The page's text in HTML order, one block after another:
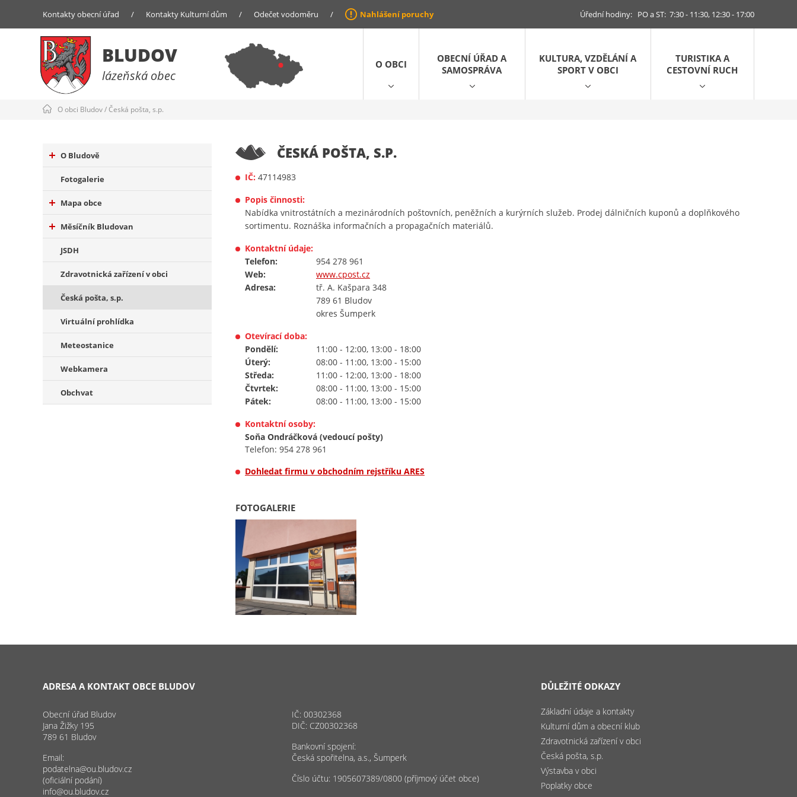
Kontakty obecní úřad / Kontakty Kulturní dům / Odečet vodoměru / Nahlášení poruchy Úřední hodiny: PO a ST: 7:30 - 11:30, 12:30 - 17:00
BLUDOV
lázeňská obec
O OBCI
OBECNÍ ÚŘAD A
SAMOSPRÁVA
KULTURA, VZDĚLÁNÍ A
SPORT V OBCI
TURISTIKA A
CESTOVNÍ RUCH
O obci Bludov/Česká pošta, s.p.
O Bludově
Fotogalerie
Mapa obce
Měsíčník Bludovan
JSDH
Zdravotnická zařízení v obci
Česká pošta, s.p.
Virtuální prohlídka
Meteostanice
Webkamera
Obchvat
ČESKÁ POŠTA, S.P.
IČ: 47114983
Popis činnosti:
Nabídka vnitrostátních a mezinárodních poštovních, peněžních a kurýrních služeb. Prodej dálničních kuponů a doplňkového
sortimentu. Roznáška informačních a propagačních materiálů.
Kontaktní údaje:
Telefon:
954 278 961
Web:
www.cpost.cz
Adresa:
tř. A. Kašpara 348
789 61 Bludov
okres Šumperk
Otevírací doba:
Pondělí:
11:00 - 12:00, 13:00 - 18:00
Úterý:
08:00 - 11:00, 13:00 - 15:00
Středa:
11:00 - 12:00, 13:00 - 18:00
Čtvrtek:
08:00 - 11:00, 13:00 - 15:00
Pátek:
08:00 - 11:00, 13:00 - 15:00
Kontaktní osoby:
Soňa Ondráčková (vedoucí pošty)
Telefon: 954 278 961
Dohledat firmu v obchodním rejstříku ARES
FOTOGALERIE
ADRESA A KONTAKT OBCE BLUDOV
Obecní úřad Bludov
Jana Žižky 195
789 61 Bludov
Email:
podatelna@ou.bludov.cz
(oficiální podání)
info@ou.bludov.cz
IČ: 00302368
DIČ: CZ00302368
Bankovní spojení:
Česká spořitelna, a.s., Šumperk
Číslo účtu: 1905607389/0800 (příjmový účet obce)
DŮLEŽITÉ ODKAZY
Základní údaje a kontakty
Kulturní dům a obecní klub
Zdravotnická zařízení v obci
Česká pošta, s.p.
Výstavba v obci
Poplatky obce